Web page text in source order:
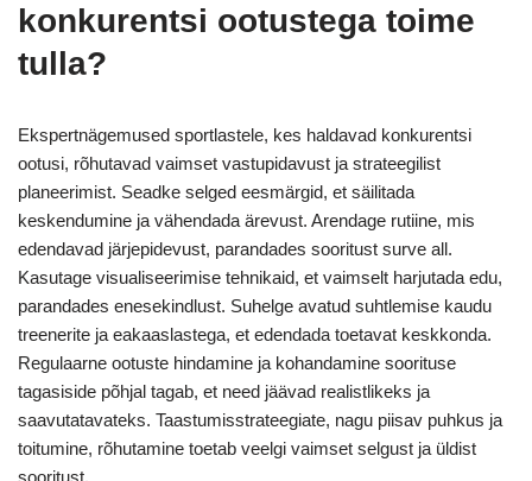
konkurentsi ootustega toime
tulla?
Ekspertnägemused sportlastele, kes haldavad konkurentsi
ootusi, rõhutavad vaimset vastupidavust ja strateegilist
planeerimist. Seadke selged eesmärgid, et säilitada
keskendumine ja vähendada ärevust. Arendage rutiine, mis
edendavad järjepidevust, parandades sooritust surve all.
Kasutage visualiseerimise tehnikaid, et vaimselt harjutada edu,
parandades enesekindlust. Suhelge avatud suhtlemise kaudu
treenerite ja eakaaslastega, et edendada toetavat keskkonda.
Regulaarne ootuste hindamine ja kohandamine soorituse
tagasiside põhjal tagab, et need jäävad realistlikeks ja
saavutatavateks. Taastumisstrateegiate, nagu piisav puhkus ja
toitumine, rõhutamine toetab veelgi vaimset selgust ja üldist
sooritust.